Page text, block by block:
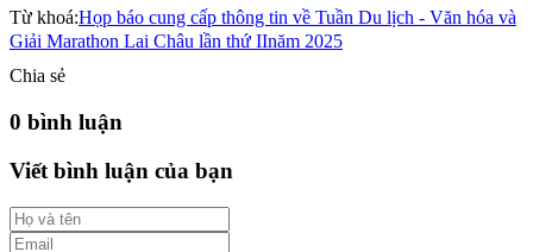
Từ khoá:Họp báo cung cấp thông tin về Tuần Du lịch - Văn hóa và
Giải Marathon Lai Châu lần thứ IInăm 2025
Chia sẻ
0 bình luận
Viết bình luận của bạn